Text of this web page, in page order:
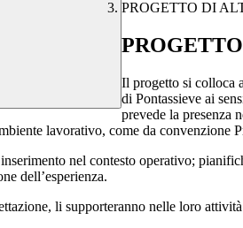
PROGETTO DI
Il progetto si colloca
di Pontassieve ai
prevede la presenza
lavorativo, come da convenzione
nel contesto operativo;
dell’esperienza.
li supporteranno nelle loro